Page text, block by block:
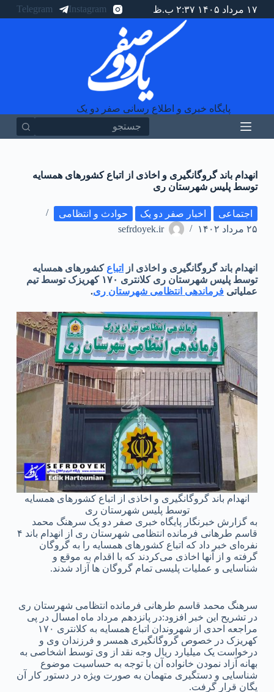
ا
۱۷ مرداد ۱۴۰۵ ۲:۳۷ ب.ظ Instagram
Telegram
پایگاه خبری و اطلاع رسانی صفر دو یک
انهدام باند گروگانگیری و اخاذی از اتباع کشورهای همسایه
توسط پلیس شهرستان ری
اجتماعی اخبار صفر دو یک
حوادث و انتظامی
۲۵ مرداد ۱۴۰۲
sefrdoyek.ir
انهدام باند گروگانگیری و اخاذی از اتباع کشورهای همسایه
توسط پلیس شهرستان ری کلانتری ۱۷۰ کهریزک توسط تیم
عملیاتی فرماندهی انتظامی شهرستان ری.
انهدام باند گروگانگیری و اخاذی از اتباع کشورهای همسایه
توسط پلیس شهرستان ری
به گزارش خبرنگار پایگاه خبری صفر دو یک سرهنگ محمد
قاسم طرهانی فرمانده انتظامی شهرستان ری از انهدام باند ۴
نفره‌ای خبر داد که اتباع کشورهای همسایه را به گروگان
گرفته و از آنها اخاذی می‌کردند که با اقدام به موقع و
شناسایی و عملیات پلیسی تمام گروگان ها آزاد شدند.
سرهنگ محمد قاسم طرهانی فرمانده انتظامی شهرستان ری
در تشریح این خبر افزود:در پانزدهم مرداد ماه امسال در پی
مراجعه احدی از شهروندان اتباع همسایه به کلانتری ۱۷۰
کهریزک در خصوص گروگانگیری همسر و فرزندان وی و
درخواست یک میلیارد ریال وجه نقد از وی توسط اشخاصی به
بهانه آزاد نمودن خانواده آن با توجه به حساسیت موضوع
شناسایی و دستگیری متهمان به صورت ویژه در دستور کار آن
یگان قرار گرفت.